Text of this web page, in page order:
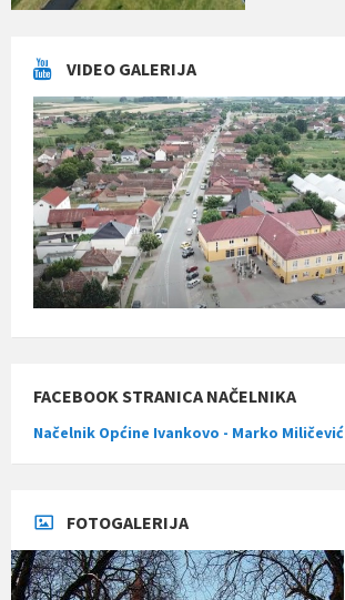
VIDEO GALERIJA
FACEBOOK STRANICA NAČELNIKA
Načelnik Općine Ivankovo - Marko Miličević
FOTOGALERIJA